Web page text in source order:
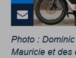
Photo :
Mauricie et des